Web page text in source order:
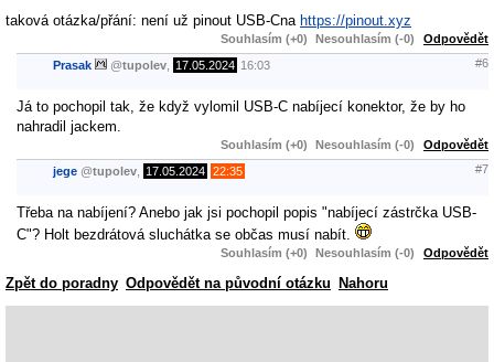
taková otázka/přání: není už pinout USB-Cna https://pinout.xyz
Souhlasím (+0) Nesouhlasím (-0) Odpovědět
Prasak @tupolev, 17.05.2024 16:03 #6
Já to pochopil tak, že když vylomil USB-C nabíjecí konektor, že by ho
nahradil jackem.
Souhlasím (+0) Nesouhlasím (-0) Odpovědět
jege @tupolev, 17.05.2024 22:35 #7
Třeba na nabíjení? Anebo jak jsi pochopil popis "nabíjecí zástrčka USB-
C"? Holt bezdrátová sluchátka se občas musí nabít.
Souhlasím (+0) Nesouhlasím (-0) Odpovědět
Zpět do poradny Odpovědět na původní otázku Nahoru